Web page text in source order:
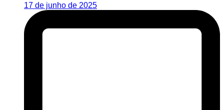
17 de junho de 2025